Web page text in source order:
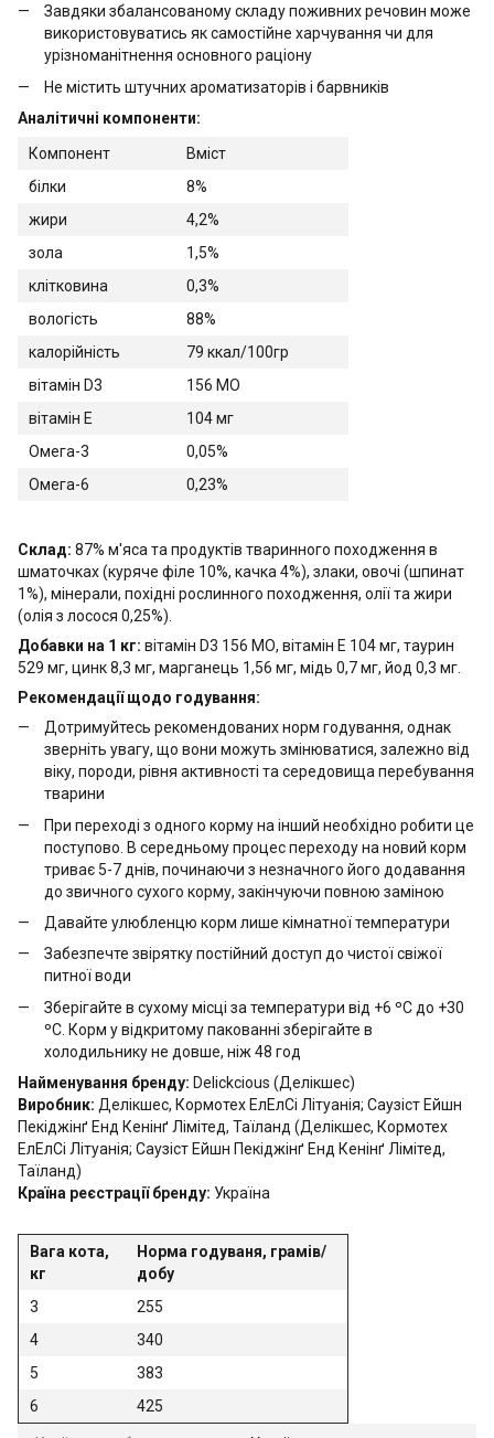
Завдяки збалансованому складу поживних речовин може
використовуватись як самостійне харчування чи для
урізноманітнення основного раціону
Не містить штучних ароматизаторів і барвників
Аналітичні компоненти:
Компонент
Вміст
білки
8%
жири
4,2%
зола
1,5%
клітковина
0,3%
вологість
88%
калорійність
79 ккал/100гр
вітамін D3
156 МО
вітамін E
104 мг
Омега-3
0,05%
Омега-6
0,23%
Склад: 87% м'яса та продуктів тваринного походження в
шматочках (куряче філе 10%, качка 4%), злаки, овочі (шпинат
1%), мінерали, похідні рослинного походження, олії та жири
(олія з лосося 0,25%).
Добавки на 1 кг: вітамін D3 156 МО, вітамін E 104 мг, таурин
529 мг, цинк 8,3 мг, марганець 1,56 мг, мідь 0,7 мг, йод 0,3 мг.
Рекомендації щодо годування:
Дотримуйтесь рекомендованих норм годування, однак
зверніть увагу, що вони можуть змінюватися, залежно від
віку, породи, рівня активності та середовища перебування
тварини
При переході з одного корму на інший необхідно робити це
поступово. В середньому процес переходу на новий корм
триває 5-7 днів, починаючи з незначного його додавання
до звичного сухого корму, закінчуючи повною заміною
Давайте улюбленцю корм лише кімнатної температури
Забезпечте звірятку постійний доступ до чистої свіжої
питної води
Зберігайте в сухому місці за температури від +6 ºС до +30
ºС. Корм у відкритому пакованні зберігайте в
холодильнику не довше, ніж 48 год
Найменування бренду: Delickcious (Делікшес)
Виробник: Делікшес, Кормотех ЕлЕлСі Літуанія; Саузіст Ейшн
Пекіджінґ Енд Кенінґ Лімітед, Таїланд (Делікшес, Кормотех
ЕлЕлСі Літуанія; Саузіст Ейшн Пекіджінґ Енд Кенінґ Лімітед,
Таїланд)
Країна реєстрації бренду: Україна
Вага кота,
кг
Норма годуваня, грамів/
добу
3
255
4
340
5
383
6
425